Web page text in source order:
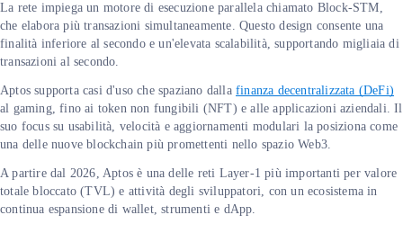
La rete impiega un motore di esecuzione parallela chiamato Block-STM,
che elabora più transazioni simultaneamente. Questo design consente una
finalità inferiore al secondo e un'elevata scalabilità, supportando migliaia di
transazioni al secondo.
Aptos supporta casi d'uso che spaziano dalla finanza decentralizzata (DeFi)
al gaming, fino ai token non fungibili (NFT) e alle applicazioni aziendali. Il
suo focus su usabilità, velocità e aggiornamenti modulari la posiziona come
una delle nuove blockchain più promettenti nello spazio Web3.
A partire dal 2026, Aptos è una delle reti Layer-1 più importanti per valore
totale bloccato (TVL) e attività degli sviluppatori, con un ecosistema in
continua espansione di wallet, strumenti e dApp.